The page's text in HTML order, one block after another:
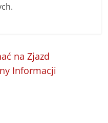
na Zjazd
Informacji